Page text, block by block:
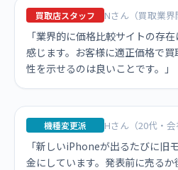
買取店スタッフ Nさん（買取業界
「業界的に価格比較サイトの存
感じます。お客様に適正価格で
性を示せるのは良いことです。」
機種変更派 Hさん（20代・会
「新しいiPhoneが出るたびに旧
金にしています。発表前に売る